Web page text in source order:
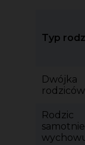
Typ
Dwójka
rodziców
Rodzic
samotnie